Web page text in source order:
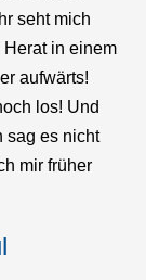
seht mich
in einem
aufwärts!
los! Und
sag es nicht
mir früher